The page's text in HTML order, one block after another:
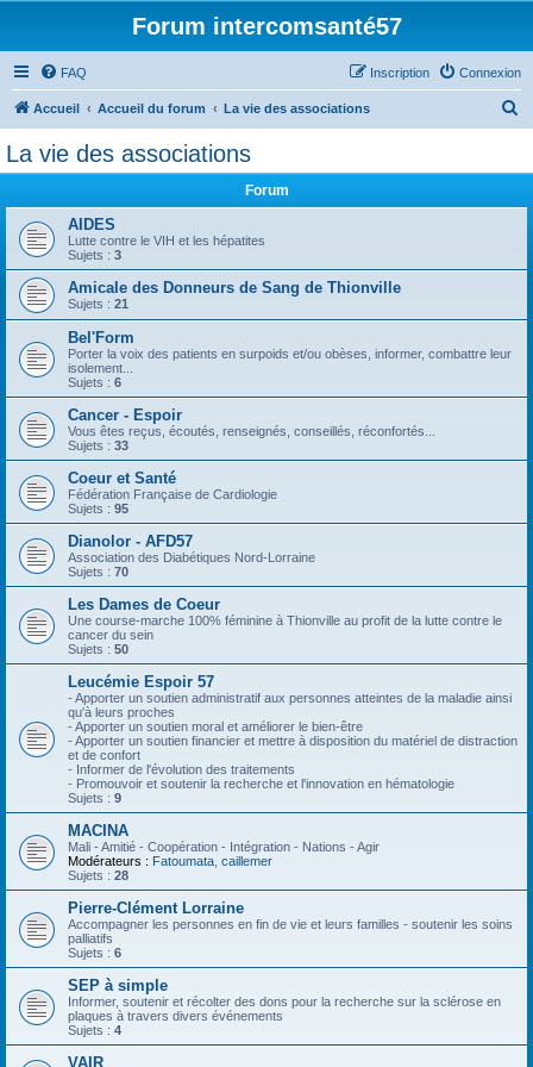
Forum intercomsanté57
FAQ Connexion
Inscription
Accueil Accueil du forum La vie des associations
La vie des associations
Forum
AIDES
Lutte contre le VIH et les hépatites
Sujets : 3
Amicale des Donneurs de Sang de Thionville
Sujets : 21
Bel'Form
Porter la voix des patients en surpoids et/ou obèses, informer, combattre leur
isolement...
Sujets : 6
Cancer - Espoir
Vous êtes reçus, écoutés, renseignés, conseillés, réconfortés...
Sujets : 33
Coeur et Santé
Fédération Française de Cardiologie
Sujets : 95
Dianolor - AFD57
Association des Diabétiques Nord-Lorraine
Sujets : 70
Les Dames de Coeur
Une course-marche 100% féminine à Thionville au profit de la lutte contre le
cancer du sein
Sujets : 50
Leucémie Espoir 57
- Apporter un soutien administratif aux personnes atteintes de la maladie ainsi
qu'à leurs proches
- Apporter un soutien moral et améliorer le bien-être
- Apporter un soutien financier et mettre à disposition du matériel de distraction
et de confort
- Informer de l'évolution des traitements
- Promouvoir et soutenir la recherche et l'innovation en hématologie
Sujets : 9
MACINA
Mali - Amitié - Coopération - Intégration - Nations - Agir
Modérateurs : Fatoumata caillemer
Sujets : 28
Pierre-Clément Lorraine
Accompagner les personnes en fin de vie et leurs familles - soutenir les soins
palliatifs
Sujets : 6
SEP à simple
Informer, soutenir et récolter des dons pour la recherche sur la sclérose en
plaques à travers divers événements
Sujets : 4
VAIR